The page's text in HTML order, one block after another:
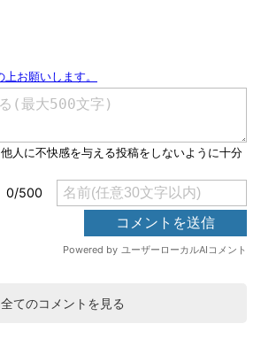
全てのコメントを見る